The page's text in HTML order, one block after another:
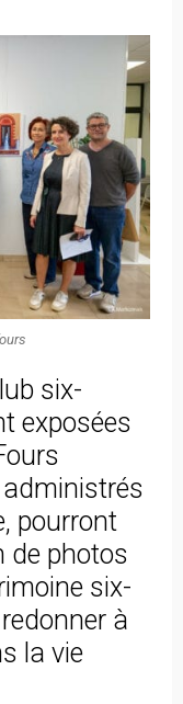
six-
exposées
pourront
de photos
six-
à
la vie